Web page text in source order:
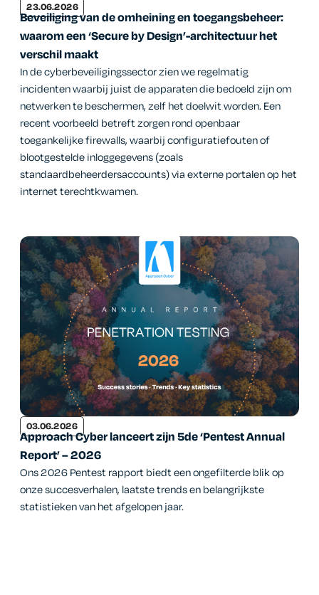
23.06.2026
Beveiliging van de omheining en toegangsbeheer:
waarom een ‘Secure by Design’-architectuur het
verschil maakt
In de cyberbeveiligingssector zien we regelmatig
incidenten waarbij juist de apparaten die bedoeld zijn om
netwerken te beschermen, zelf het doelwit worden. Een
recent voorbeeld betreft zorgen rond openbaar
toegankelijke firewalls, waarbij configuratiefouten of
blootgestelde inloggegevens (zoals
standaardbeheerdersaccounts) via externe portalen op het
internet terechtkwamen.
03.06.2026
Approach Cyber lanceert zijn 5de ‘Pentest Annual
Report’ – 2026
Ons 2026 Pentest rapport biedt een ongefilterde blik op
onze succesverhalen, laatste trends en belangrijkste
statistieken van het afgelopen jaar.